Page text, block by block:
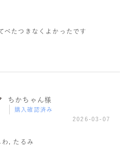
べたつきなくよかったです
ちかちゃん様
購入確認済み
2026-03-07
, たるみ